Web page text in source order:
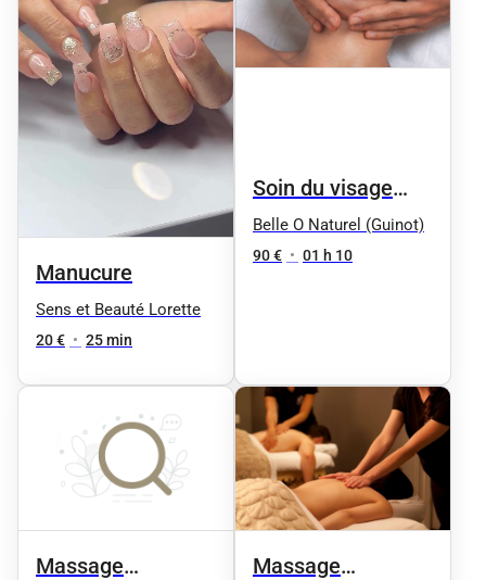
Manucure
Sens et Beauté Lorette
20 € • 25 min
Soin du visage
"Aqua Phyt's" by
Phyt's - Femme
Belle O Naturel (Guinot)
90 € • 01 h 10
Massage
Massage